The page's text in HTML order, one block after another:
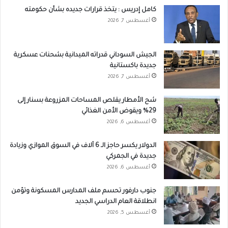
كامل إدريس : يتخذ قرارات جديده بشأن حكومته
أغسطس 7, 2026
الجيش السوداني قدراته الميدانية بشحنات عسكرية
جديدة باكستانية
أغسطس 7, 2026
شح الأمطار يقلص المساحات المزروعة بسنار إلى
29% ويقوض الأمن الغذائي
أغسطس 6, 2026
الدولار يكسر حاجز الـ 6 آلاف في السوق الموازي وزيادة
جديدة في الجمركي
أغسطس 6, 2026
جنوب دارفور تحسم ملف المدارس المسكونة وتؤمن
انطلاقة العام الدراسي الجديد
أغسطس 5, 2026